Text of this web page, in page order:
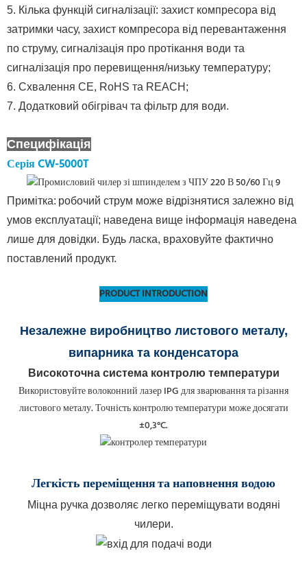
5. Кілька функцій сигналізації: захист компресора від
затримки часу, захист компресора від перевантаження
по струму, сигналізація про протікання води та
сигналізація про перевищення/низьку температуру;
6. Схвалення CE, RoHS та REACH;
7. Додатковий обігрівач та фільтр для води.
Специфікація
Серія CW-5000T
Примітка: робочий струм може відрізнятися залежно від
умов експлуатації; наведена вище інформація наведена
лише для довідки. Будь ласка, враховуйте фактично
поставлений продукт.
PRODUCT INTRODUCTION
Незалежне виробництво листового металу,
випарника та конденсатора
Високоточна система контролю температури
Використовуйте волоконний лазер IPG для зварювання та різання
листового металу. Точність контролю температури може досягати
±0,3°C.
Легкість переміщеннята наповнення водою
Міцна ручка дозволяє легко переміщувати водяні
чилери.